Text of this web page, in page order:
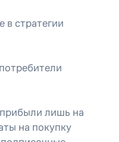
стратегии
лишь на
на покупку